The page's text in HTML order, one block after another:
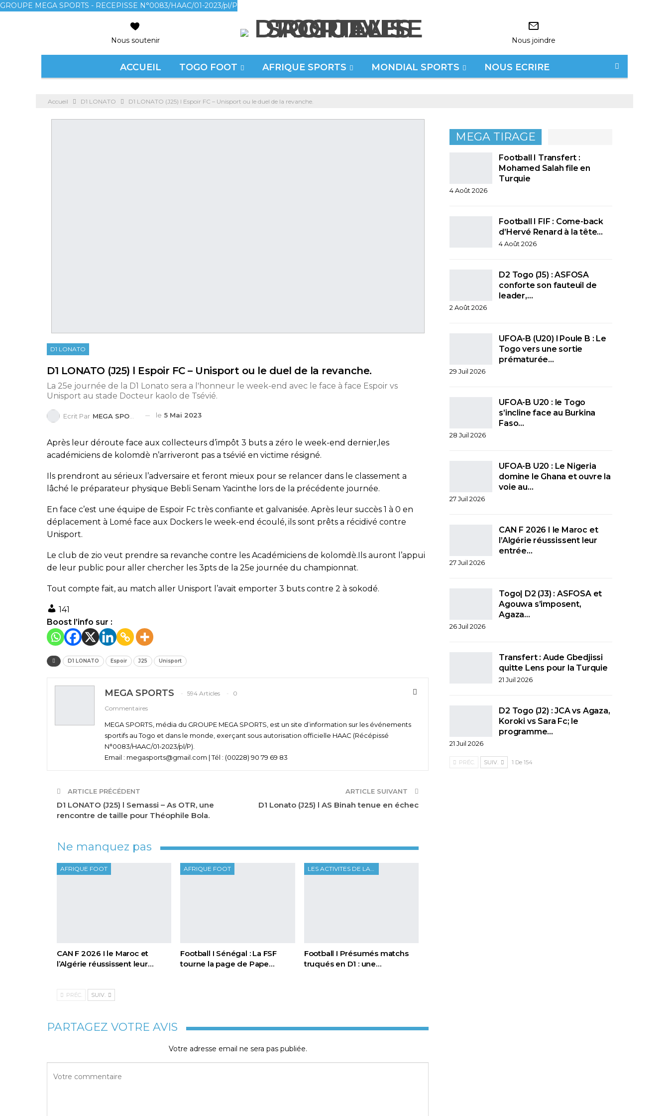
GROUPE MEGA SPORTS - RECEPISSE N°0083/HAAC/01-2023/pl/P
Nous soutenir Nous joindre
ACCUEIL TOGO FOOT AFRIQUE SPORTS MONDIAL SPORTS NOUS ECRIRE
Accueil D1 LONATO D1 LONATO (J25) l Espoir FC – Unisport ou le duel de la revanche.
D1 LONATO
D1 LONATO (J25) l Espoir FC – Unisport ou le duel de la revanche.
La 25e journée de la D1 Lonato sera a l'honneur le week-end avec le face à face Espoir vs
Unisport au stade Docteur kaolo de Tsévié.
Ecrit Par MEGA SPORTS le 5 Mai 2023
Après leur déroute face aux collecteurs d’impôt 3 buts a zéro le week-end dernier,les
académiciens de kolomdè n’arriveront pas a tsévié en victime résigné.
Ils prendront au sérieux l’adversaire et feront mieux pour se relancer dans le classement a
lâché le préparateur physique Bebli Senam Yacinthe lors de la précédente journée.
En face c’est une équipe de Espoir Fc très confiante et galvanisée. Après leur succès 1 à 0 en
déplacement à Lomé face aux Dockers le week-end écoulé, ils sont prêts a récidivé contre
Unisport.
Le club de zio veut prendre sa revanche contre les Académiciens de kolomdè.Ils auront l’appui
de leur public pour aller chercher les 3pts de la 25e journée du championnat.
Tout compte fait, au match aller Unisport l’avait emporter 3 buts contre 2 à sokodé.
141
Boost l’info sur :
D1 LONATO Espoir J25 Unisport
MEGA SPORTS 594 Articles
0
Commentaires
MEGA SPORTS, média du GROUPE MEGA SPORTS, est un site d’information sur les événements
sportifs au Togo et dans le monde, exerçant sous autorisation officielle HAAC (Récépissé
N°0083/HAAC/01-2023/pl/P).
Email : megasports@gmail.com | Tél : (00228) 90 79 69 83
ARTICLE PRÉCÉDENT
D1 LONATO (J25) l Semassi – As OTR, une
rencontre de taille pour Théophile Bola.
ARTICLE SUIVANT
D1 Lonato (J25) l AS Binah tenue en échec
Ne manquez pas
AFRIQUE FOOT
CAN F 2026 I le Maroc et
l’Algérie réussissent leur…
AFRIQUE FOOT
Football I Sénégal : La FSF
tourne la page de Pape…
Football I Présumés matchs
truqués en D1 : une…
PRÉC. SUIV.
PARTAGEZ VOTRE AVIS
Votre adresse email ne sera pas publiée.
MEGA TIRAGE
Football I Transfert :
Mohamed Salah file en
Turquie
4 Août 2026
Football I FIF : Come-back
d’Hervé Renard à la tête…
4 Août 2026
D2 Togo (J5) : ASFOSA
conforte son fauteuil de
leader,…
2 Août 2026
UFOA-B (U20) l Poule B : Le
Togo vers une sortie
prématurée…
29 Juil 2026
UFOA-B U20 : le Togo
s’incline face au Burkina
Faso…
28 Juil 2026
UFOA-B U20 : Le Nigeria
domine le Ghana et ouvre la
voie au…
27 Juil 2026
CAN F 2026 I le Maroc et
l’Algérie réussissent leur
entrée…
27 Juil 2026
Togo| D2 (J3) : ASFOSA et
Agouwa s’imposent,
Agaza…
26 Juil 2026
Transfert : Aude Gbedjissi
quitte Lens pour la Turquie
21 Juil 2026
D2 Togo (J2) : JCA vs Agaza,
Koroki vs Sara Fc; le
programme…
21 Juil 2026
PRÉC. SUIV. 1 De 154